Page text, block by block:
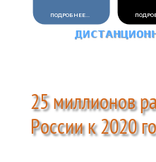
25 миллионов
России к 2020